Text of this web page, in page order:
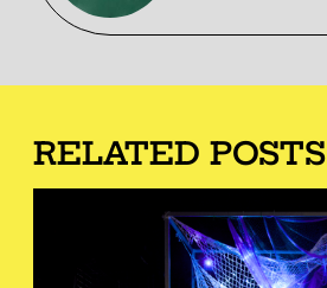
RELATED POSTS